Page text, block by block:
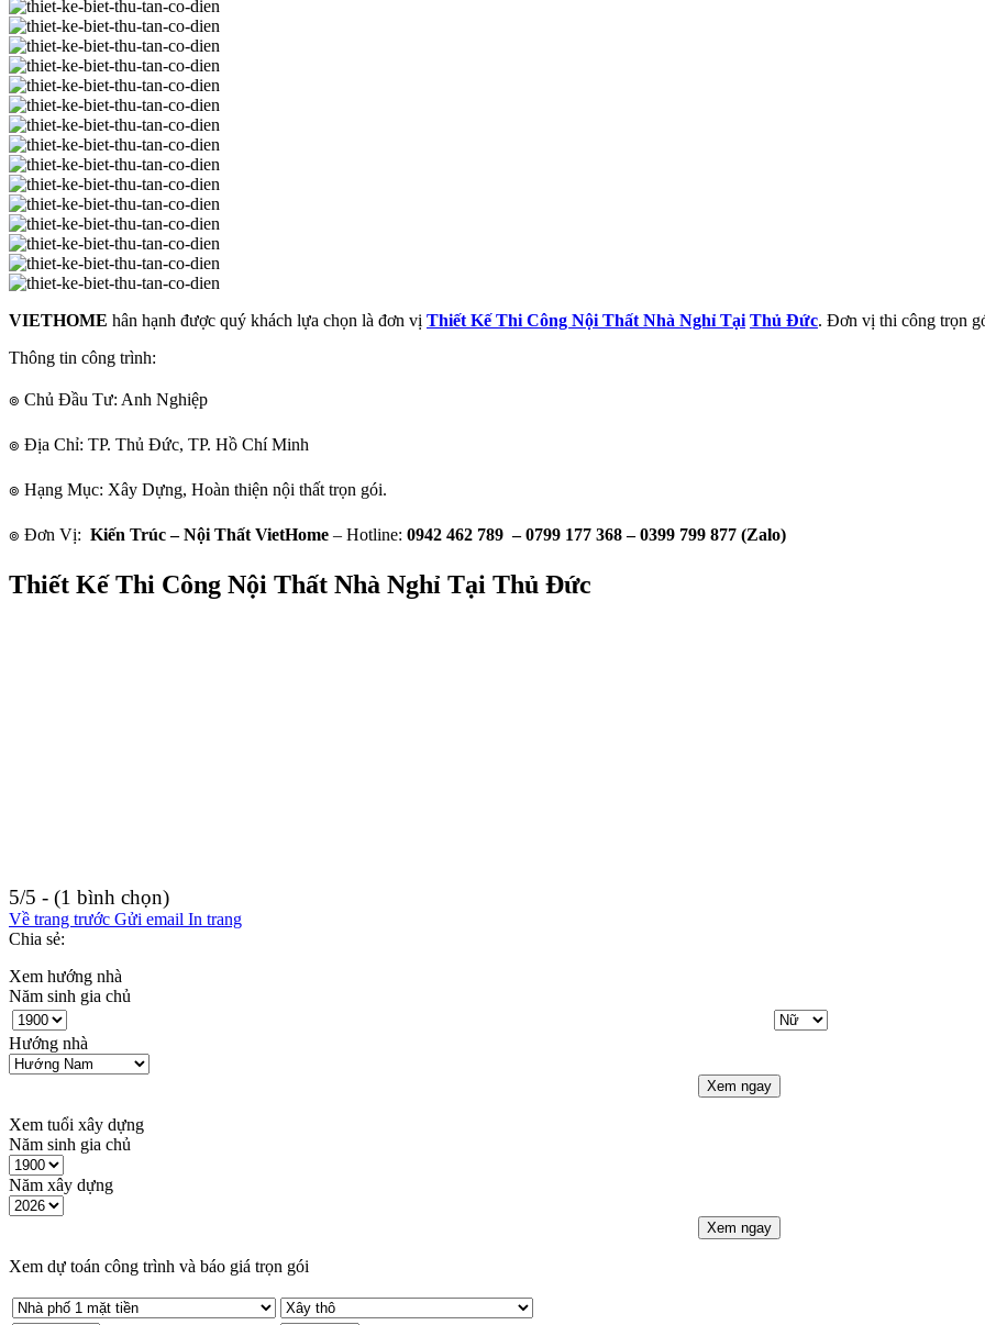
VIETHOME hân hạnh được quý khách lựa chọn là đơn vị Thiết Kế Thi Công Nội Thất Nhà Nghỉ Tại Thủ Đức. Đơn vị thi công trọn
Thông tin công trình:
๏ Chủ Đầu Tư: Anh Nghiệp
๏ Địa Chỉ: TP. Thủ Đức, TP. Hồ Chí Minh
๏ Hạng Mục: Xây Dựng, Hoàn thiện nội thất trọn gói.
๏ Đơn Vị: Kiến Trúc – Nội Thất VietHome – Hotline: 0942 462 789 – 0799 177 368 – 0399 799 877 (Zalo)
Thiết Kế Thi Công Nội Thất Nhà Nghỉ Tại Thủ Đức
5/5 - (1 bình chọn)
Về trang trước Gửi email In trang
Chia sẻ:
Xem hướng nhà
Năm sinh gia chủ
Hướng nhà
Xem ngay
Xem tuổi xây dựng
Năm sinh gia chủ
Năm xây dựng
Xem ngay
Xem dự toán công trình và báo giá trọn gói